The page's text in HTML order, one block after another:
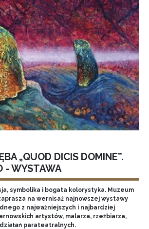
„QUOD DICIS DOMINE”.
- WYSTAWA
symbolika i bogata kolorystyka. Muzeum
na wernisaż najnowszej wystawy
z najważniejszych i najbardziej
artystów, malarza, rzeźbiarza,
parateatralnych.